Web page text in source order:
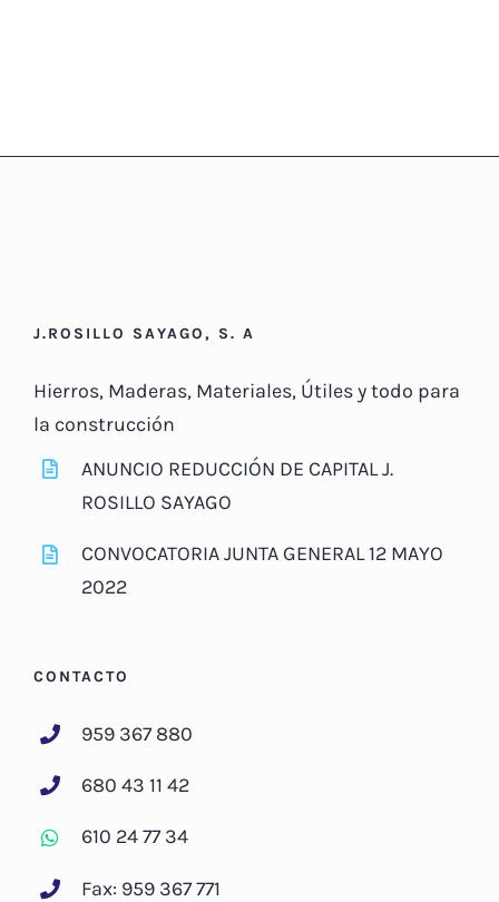
J.ROSILLO SAYAGO, S. A
Hierros, Maderas, Materiales, Útiles y todo para
la construcción
ANUNCIO REDUCCIÓN DE CAPITAL J.
ROSILLO SAYAGO
CONVOCATORIA JUNTA GENERAL 12 MAYO
2022
CONTACTO
959 367 880
680 43 11 42
610 24 77 34
Fax: 959 367 771